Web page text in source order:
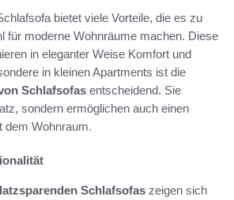
bietet viele Vorteile, die es zu
für moderne Wohnräume machen. Diese
in eleganter Weise Komfort und
in kleinen Apartments ist die
Schlafsofas entscheidend. Sie
sondern ermöglichen auch einen
dem Wohnraum.
Schlafsofas zeigen sich